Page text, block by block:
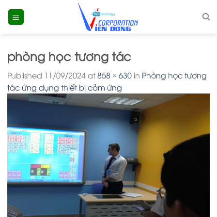
phòng học tương tác
Published 11/09/2024at858 × 630 in Phòng học tương
tác ứng dụng thiết bị cảm ứng